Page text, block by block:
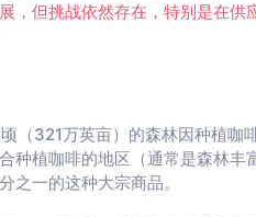
，但挑战依然存在，特别是在
（321万英亩）的森林因种植
种植咖啡的地区（通常是森林
之一的这种大宗商品。